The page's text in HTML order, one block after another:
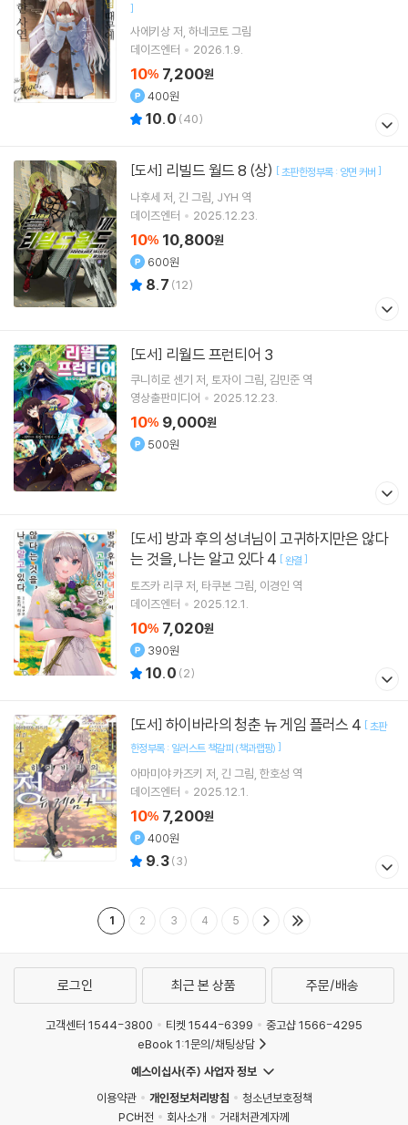
]
사에키상저 하네코토 그림
데이즈엔터
2026.1.9.
10% 7,200원
400원
10.0 (40)
[도서] 리빌드 월드 8 (상) [초판한정부록 : 양면 커버 ]
나후세 저 긴 그림 JYH 역
데이즈엔터
2025.12.23.
10% 10,800원
600원
8.7 (12)
[도서] 리월드 프런티어 3
쿠니히로 센기 저 토자이 그림 김민준 역
영상출판미디어
2025.12.23.
10% 9,000원
500원
[도서]
는 것을, 나는 알고 있다 4 [완결 ]
토즈카 리쿠저 타쿠본그림 이경인 역
데이즈엔터
2025.12.1.
10% 7,020원
390원
10.0 (2)
[도서] 하이바라의 청춘 뉴 게임 플러스 4 [초판
한정부록 : 일러스트 책갈피 (책과랩핑) ]
아마미야 카즈키 저 긴 그림 한호성 역
데이즈엔터
2025.12.1.
10% 7,200원
400원
9.3(3)
1 2 3 4 5
로그인 최근 본 상품 주문/배송
고객센터 1544-3800 티켓 1544-6399
중고샵 1566-4295
eBook 1:1문의/채팅상담
예스이십사(주) 사업자 정보
이용약관
개인정보처리방침
청소년보호정책
PC버전
회사소개 거래처관계자께